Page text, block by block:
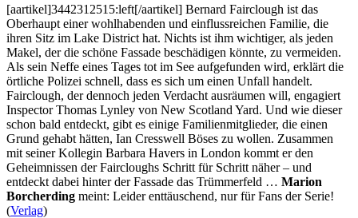
–
Mit
Miss
Marple
aufs
Land
[aartikel]3442312515:left[/aartikel] Bernard Fairclough ist das
Oberhaupt einer wohlhabenden und einflussreichen Familie, die
ihren Sitz im Lake District hat. Nichts ist ihm wichtiger, als jeden
Makel, der die schöne Fassade beschädigen könnte, zu vermeiden.
Als sein Neffe eines Tages tot im See aufgefunden wird, erklärt die
örtliche Polizei schnell, dass es sich um einen Unfall handelt.
Fairclough, der dennoch jeden Verdacht ausräumen will, engagiert
Inspector Thomas Lynley von New Scotland Yard. Und wie dieser
schon bald entdeckt, gibt es einige Familienmitglieder, die einen
Grund gehabt hätten, Ian Cresswell Böses zu wollen. Zusammen
mit seiner Kollegin Barbara Havers in London kommt er den
Geheimnissen der Faircloughs Schritt für Schritt näher – und
entdeckt dabei hinter der Fassade das Trümmerfeld … Marion
Borcherding meint: Leider enttäuschend, nur für Fans der Serie!
(Verlag)